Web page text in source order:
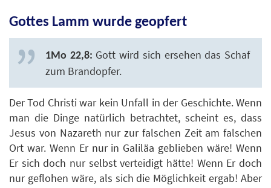
Gottes Lamm wurde geopfert
1Mo 22,8: Gott wird sich ersehen das Schaf
zum Brandopfer.
Der Tod Christi war kein Unfall in der Geschichte. Wenn
man die Dinge natürlich betrachtet, scheint es, dass
Jesus von Nazareth nur zur falschen Zeit am falschen
Ort war. Wenn Er nur in Galiläa geblieben wäre! Wenn
Er sich doch nur selbst verteidigt hätte! Wenn Er doch
nur geflohen wäre, als sich die Möglichkeit ergab! Aber